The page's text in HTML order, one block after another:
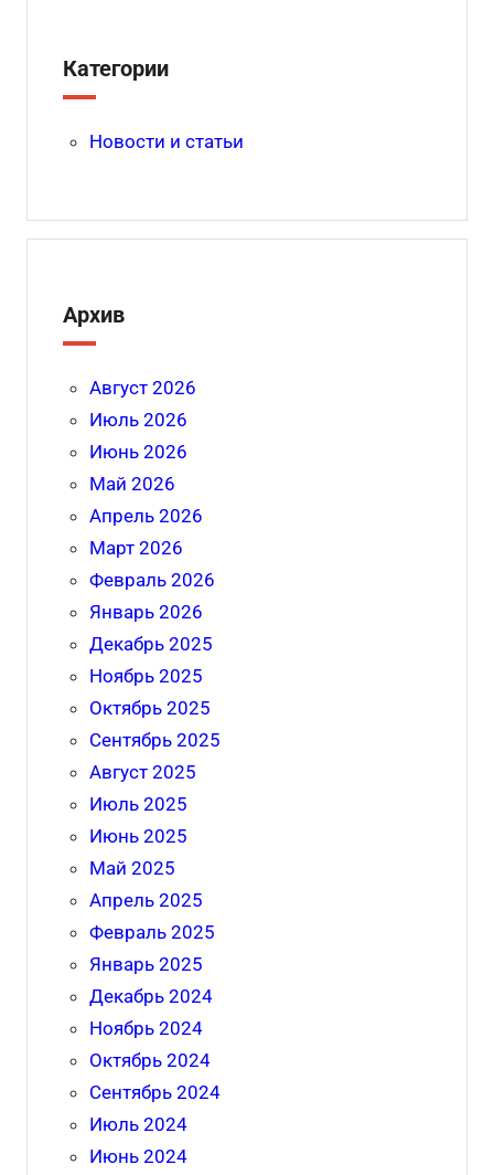
Категории
Новости и статьи
Архив
Август 2026
Июль 2026
Июнь 2026
Май 2026
Апрель 2026
Март 2026
Февраль 2026
Январь 2026
Декабрь 2025
Ноябрь 2025
Октябрь 2025
Сентябрь 2025
Август 2025
Июль 2025
Июнь 2025
Май 2025
Апрель 2025
Февраль 2025
Январь 2025
Декабрь 2024
Ноябрь 2024
Октябрь 2024
Сентябрь 2024
Июль 2024
Июнь 2024